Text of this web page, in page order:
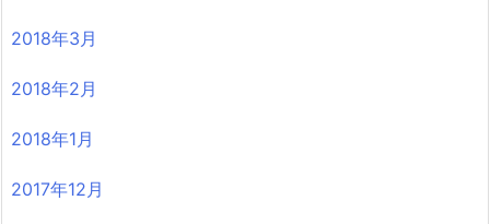
2018年3月
2018年2月
2018年1月
2017年12月